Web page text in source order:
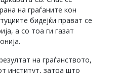
на граѓаните кон
бидејќи прават се
а со тоа ги газат
на граѓанството,
институт, затоа што